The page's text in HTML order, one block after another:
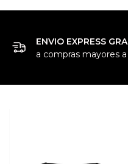
ENVIO EXPRESS
a compras mayores